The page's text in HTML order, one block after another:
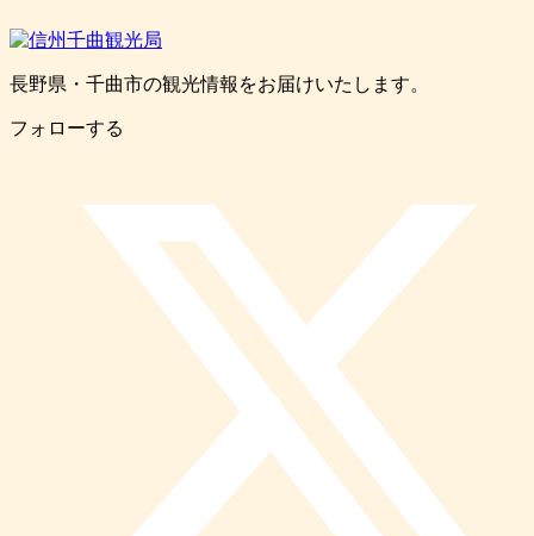
長野県・千曲市の観光情報をお届けいたします。
フォローする